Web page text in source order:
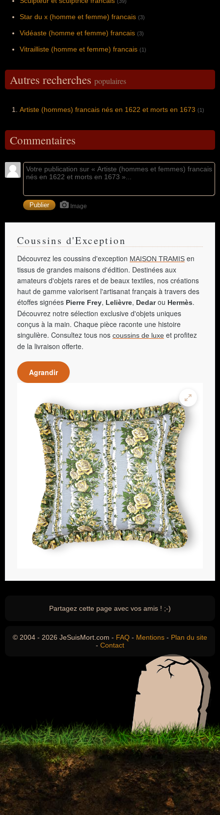
Star du x (homme et femme) francais (3)
Vidéaste (homme et femme) francais (3)
Vitrailliste (homme et femme) francais (1)
Autres recherches populaires
Artiste (hommes) francais nés en 1622 et morts en 1673 (1)
Commentaires
Image
Coussins d'Exception
Découvrez les coussins d'exception MAISON TRAMIS en
tissus de grandes maisons d'édition. Destinées aux
amateurs d'objets rares et de beaux textiles, nos créations
haut de gamme valorisent l'artisanat français à travers des
étoffes signées Pierre Frey, Lelièvre, Dedarou Hermès.
Découvrez notre sélection exclusive d'objets uniques
conçus à la main. Chaque pièce raconte une histoire
singulière. Consultez tous nos coussins de luxe et profitez
de la livraison offerte.
Agrandir
Partagez cette page avec vos amis ! ;-)
© 2004 - 2026 JeSuisMort.com - FAQ - Mentions - Plan du site
- Contact